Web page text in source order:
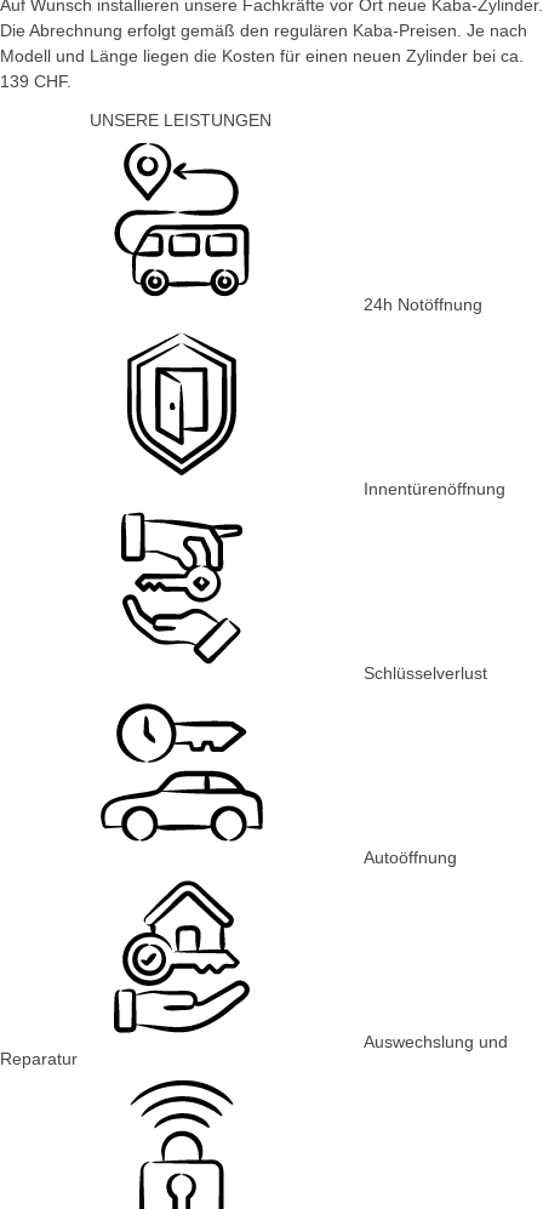
Auf Wunsch installieren unsere Fachkräfte vor Ort neue Kaba-Zylinder.
Die Abrechnung erfolgt gemäß den regulären Kaba-Preisen. Je nach
Modell und Länge liegen die Kosten für einen neuen Zylinder bei ca.
139 CHF.
UNSERE LEISTUNGEN
24h Notöffnung
Innentürenöffnung
Schlüsselverlust
Autoöffnung
Auswechslung und
Reparatur